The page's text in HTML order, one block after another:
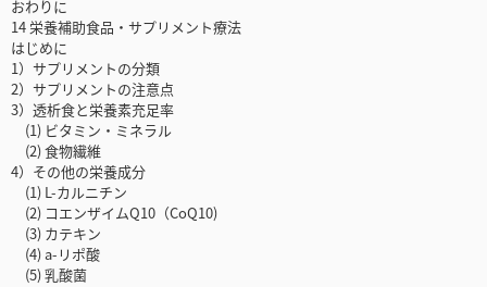
おわりに
14 栄養補助食品・サプリメント療法
はじめに
1）サプリメントの分類
2）サプリメントの注意点
3）透析食と栄養素充足率
(1) ビタミン・ミネラル
(2) 食物繊維
4）その他の栄養成分
(1) L-カルニチン
(2) コエンザイムQ10（CoQ10)
(3) カテキン
(4) a-リポ酸
(5) 乳酸菌